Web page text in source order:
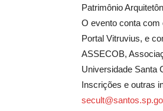
Patrimônio
O evento conta com
Portal Vitruvius, e
ASSECOB,
Universidade Santa
Inscrições e outras